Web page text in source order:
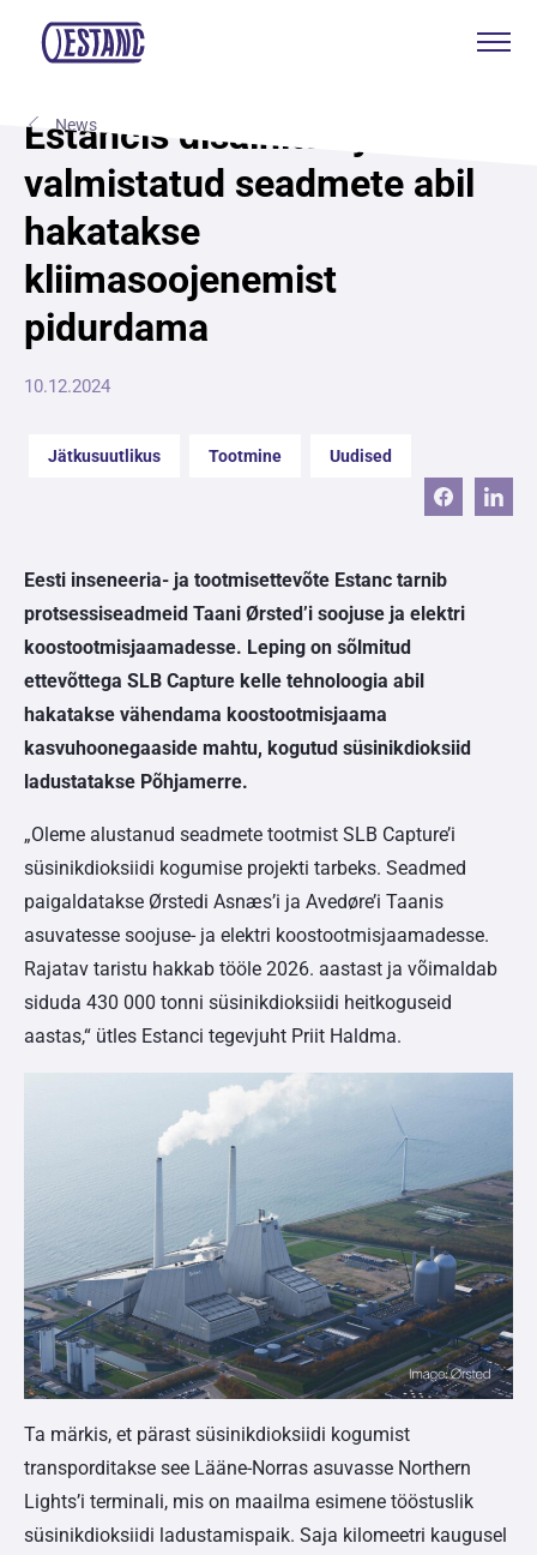
Tootmine & sertifikaadid
Jätkusuutlikkus
Kotkas Aksa
News
Estancis disainitud ja
valmistatud seadmete abil
hakatakse
kliimasoojenemist
pidurdama
10.12.2024
Jätkusuutlikus Tootmine Uudised
Eesti inseneeria- ja tootmisettevõte Estanc tarnib
protsessiseadmeid Taani Ørsted’i soojuse ja elektri
koostootmisjaamadesse. Leping on sõlmitud
ettevõttega SLB Capture kelle tehnoloogia abil
hakatakse vähendama koostootmisjaama
kasvuhoonegaaside mahtu, kogutud süsinikdioksiid
ladustatakse Põhjamerre.
„Oleme alustanud seadmete tootmist SLB Capture’i
süsinikdioksiidi kogumise projekti tarbeks. Seadmed
paigaldatakse Ørstedi Asnæs’i ja Avedøre’i Taanis
asuvatesse soojuse- ja elektri koostootmisjaamadesse.
Rajatav taristu hakkab tööle 2026. aastast ja võimaldab
siduda 430 000 tonni süsinikdioksiidi heitkoguseid
aastas,“ ütles Estanci tegevjuht Priit Haldma.
Ta märkis, et pärast süsinikdioksiidi kogumist
transporditakse see Lääne-Norras asuvasse Northern
Lights’i terminali, mis on maailma esimene tööstuslik
süsinikdioksiidi ladustamispaik. Saja kilomeetri kaugusel